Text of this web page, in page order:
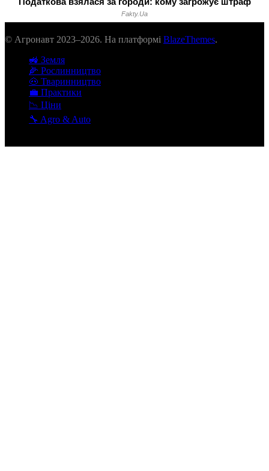
© Агронавт 2023–2026. На платформі BlazeThemes.
🚜 Земля
🌽 Рослинництво
🐽 Тваринництво
💼 Практики
📉 Ціни
🔧 Agro & Auto